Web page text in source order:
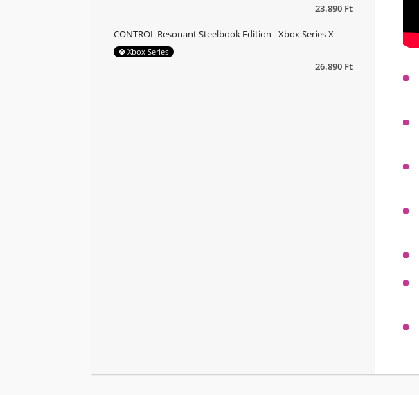
23.890 Ft
26.890 Ft
CONTROL Resonant Steelbook Edition - Xbox Series X
Xbox Series